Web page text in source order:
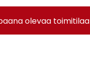
olevaa toimitilaa